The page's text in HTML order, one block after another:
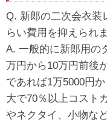
Q. 新郎の二次会衣装
らい費用を抑えられ
A. 一般的に新郎用の
万円から10万円前後
であれば1万5000円
大で70％以上コスト
やネクタイ、小物な